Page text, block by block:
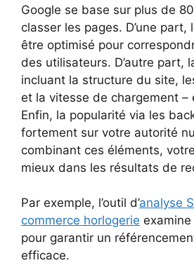
Google se base sur plus de
classer les pages. D’une part,
être optimisé pour
des utilisateurs. D’autre part,
incluant la structure du site,
et la vitesse de chargement –
Enfin, la popularité via les
fortement sur votre autorité
combinant ces éléments,
mieux dans les résultats de
Par exemple, l’outil d’analyse
commerce horlogerie
pour garantir un
efficace.